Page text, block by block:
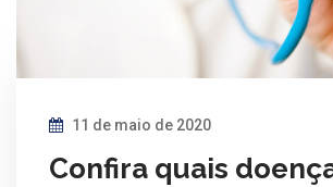
11 de maio de 2020
Confira quais